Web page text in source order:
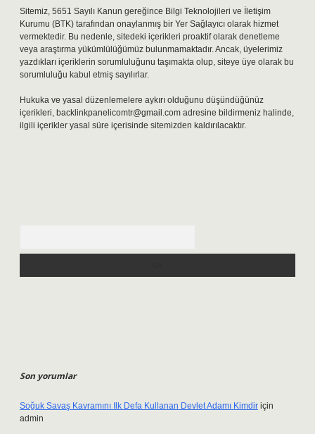
Sitemiz, 5651 Sayılı Kanun gereğince Bilgi Teknolojileri ve İletişim
Kurumu (BTK) tarafından onaylanmış bir Yer Sağlayıcı olarak hizmet
vermektedir. Bu nedenle, sitedeki içerikleri proaktif olarak denetleme
veya araştırma yükümlülüğümüz bulunmamaktadır. Ancak, üyelerimiz
yazdıkları içeriklerin sorumluluğunu taşımakta olup, siteye üye olarak bu
sorumluluğu kabul etmiş sayılırlar.
Hukuka ve yasal düzenlemelere aykırı olduğunu düşündüğünüz
içerikleri, backlinkpanelicomtr@gmail.com adresine bildirmeniz halinde,
ilgili içerikler yasal süre içerisinde sitemizden kaldırılacaktır.
Son yorumlar
Soğuk Savaş Kavramını Ilk Defa Kullanan Devlet Adamı Kimdir için
admin